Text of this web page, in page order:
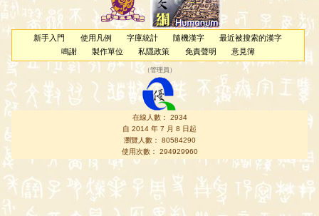
新手入門 使用凡例 字庫統計 隨機漢字
最近被搜索的漢字
鳴謝
製作單位 私隱政策 免責聲明 意見簿
（管理員 ）
在線人數： 2934
自 2014 年 7 月 8 日起
瀏覽人數： 80584290
使用次數： 294929960